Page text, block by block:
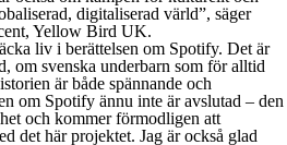
digitaliserad värld”, säger
Yellow Bird UK.
liv i berättelsen om Spotify. Det är
om svenska underbarn som för alltid
är både spännande och
om Spotify ännu inte är avslutad – den
och kommer förmodligen att
det här projektet. Jag är också glad